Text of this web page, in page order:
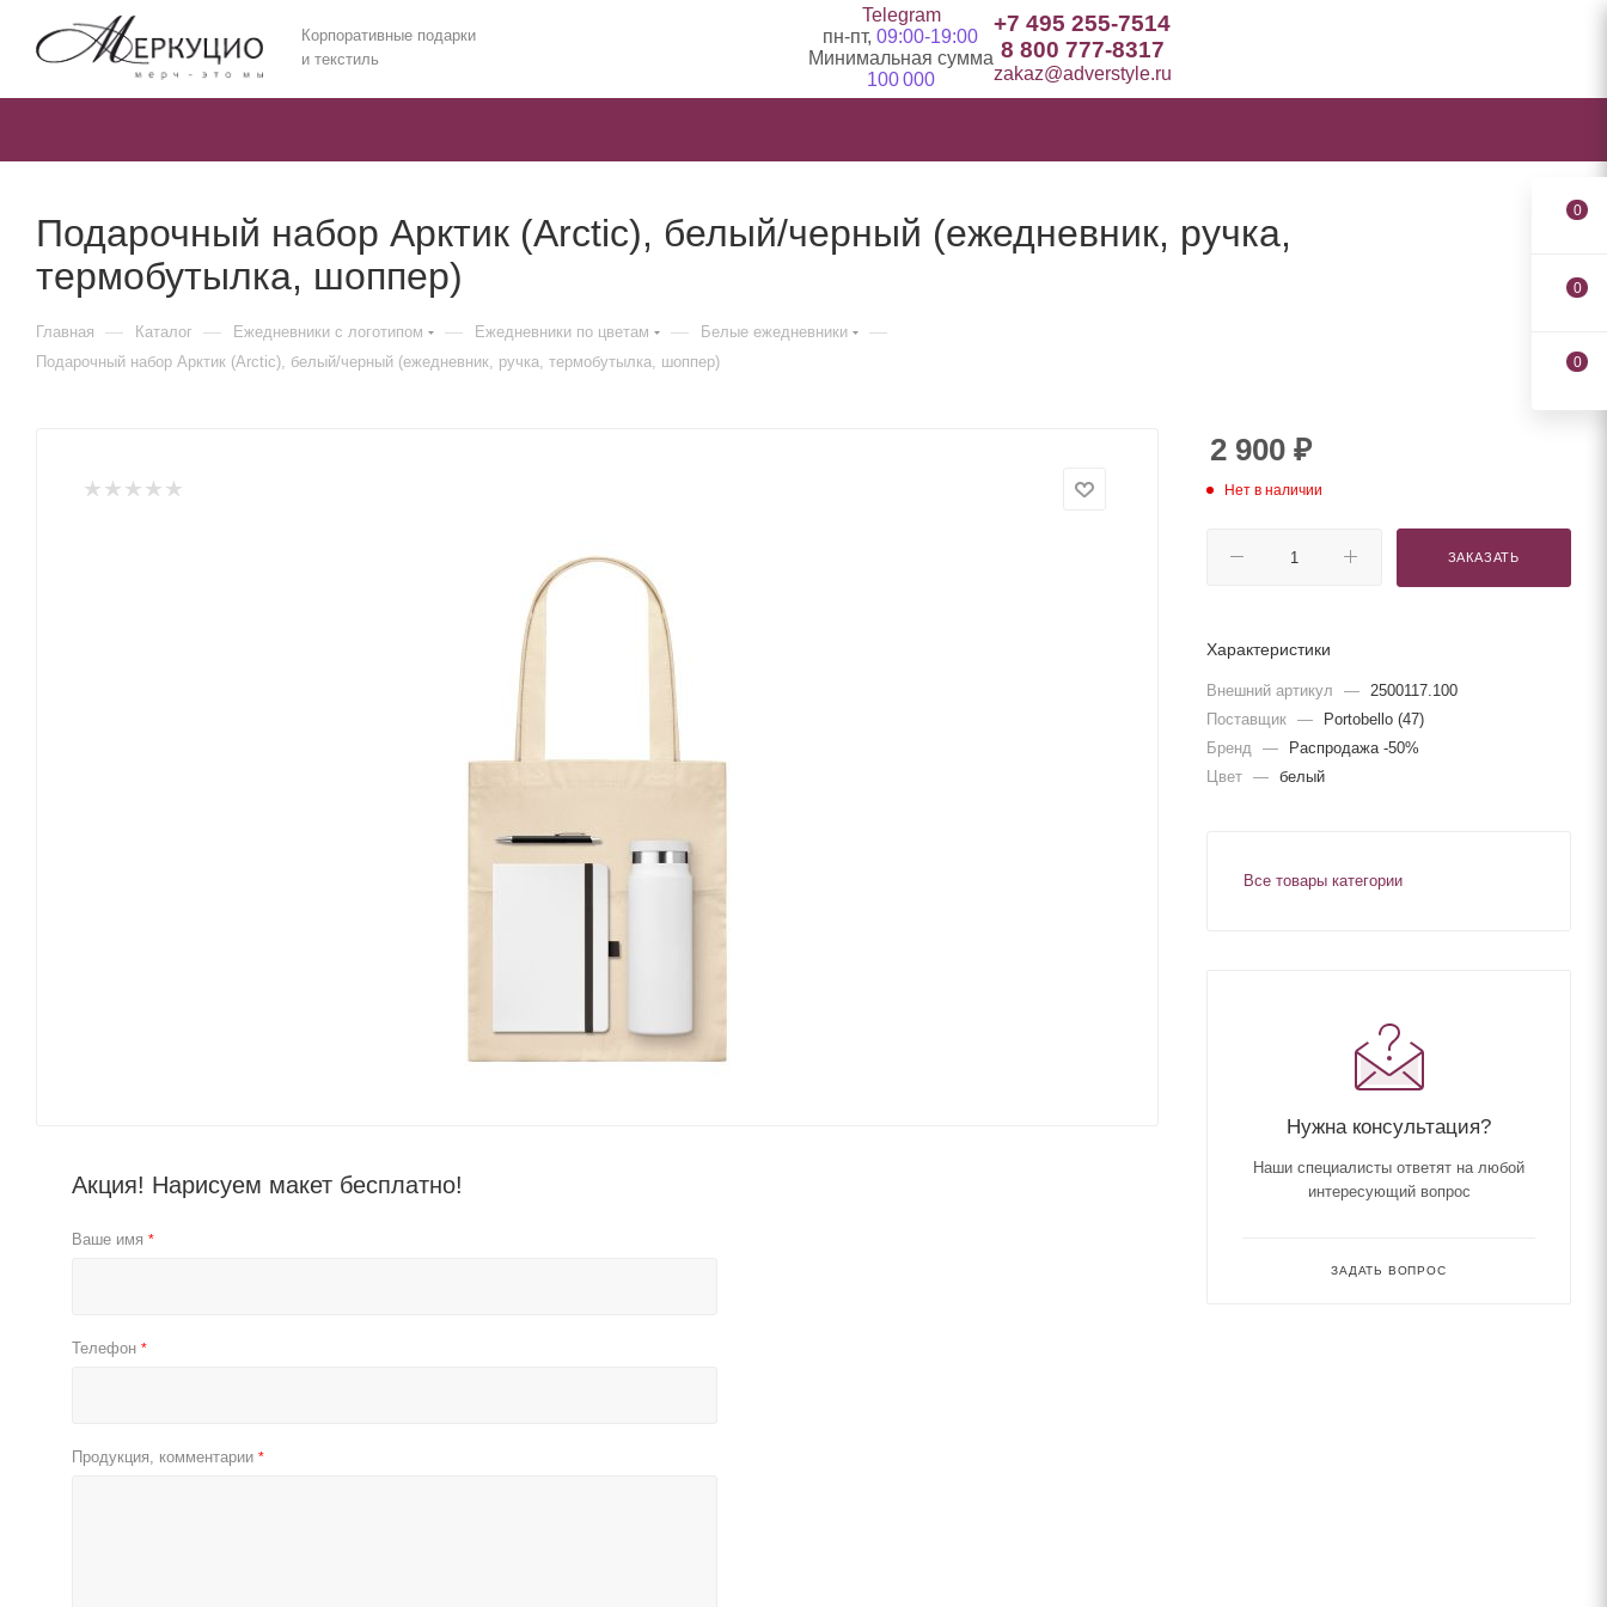
Корпоративные подарки
и текстиль
Telegram
пн-пт, 09:00-19:00
Минимальная сумма
100 000
+7 495 255-7514
8 800 777-8317
zakaz@adverstyle.ru
Подарочный набор Арктик (Arctic), белый/черный (ежедневник, ручка,
термобутылка, шоппер)
Главная — Каталог — Ежедневники c логотипом — Ежедневники по цветам — Белые ежедневники —
Подарочный набор Арктик (Arctic), белый/черный (ежедневник, ручка, термобутылка, шоппер)
Акция! Нарисуем макет бесплатно!
Ваше имя *
Телефон *
Продукция, комментарии *
2 900 ₽
Нет в наличии
ЗАКАЗАТЬ
Характеристики
Внешний артикул —
2500117.100
Поставщик —
Portobello (47)
Бренд
—
Распродажа -50%
Цвет — белый
Все товары категории
Нужна консультация?
Наши специалисты ответят на любой
интересующий вопрос
ЗАДАТЬ ВОПРОС
0
0
0